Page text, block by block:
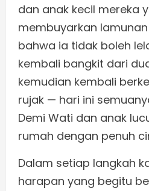
dan anak kecil mereka
membuyarkan
bahwa ia tidak boleh
kembali bangkit dari
kemudian kembali
rujak — hari ini
Demi Wati dan anak
rumah dengan penuh
Dalam setiap langkah
harapan yang begitu